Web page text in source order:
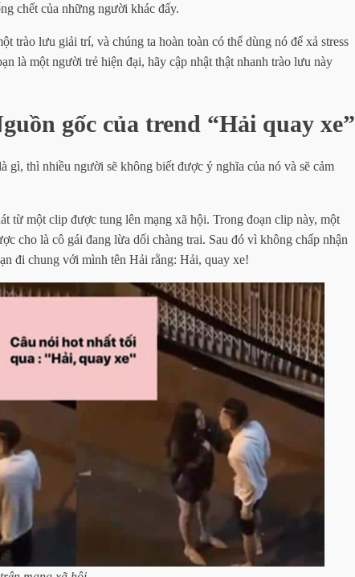
chết của những người khác đấy.
trào lưu giải trí, và chúng ta hoàn toàn có thể dùng nó để xả stress
là một người trẻ hiện đại, hãy cập nhật thật nhanh trào lưu này
gốc của trend “Hải quay xe”
gì, thì nhiều người sẽ không biết được ý nghĩa của nó và sẽ cảm
từ một clip được tung lên mạng xã hội. Trong đoạn clip này, một
cho là cô gái đang lừa dối chàng trai. Sau đó vì không chấp nhận
đi chung với mình tên Hải rằng: Hải, quay xe!